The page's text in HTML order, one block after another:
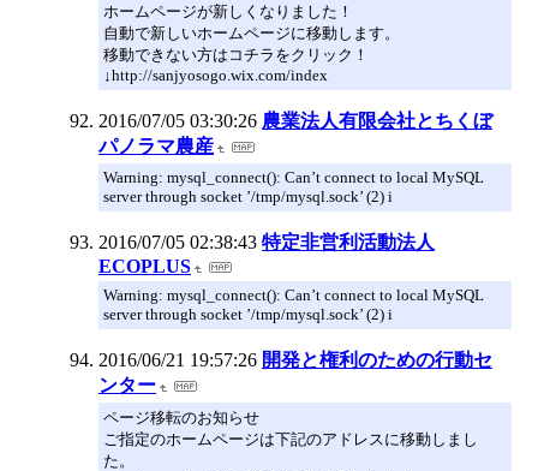
ホームページが新しくなりました！
自動で新しいホームページに移動します。
移動できない方はコチラをクリック！
↓http://sanjyosogo.wix.com/index
2016/07/05 03:30:26 農業法人有限会社とちくぼ
パノラマ農産
Warning: mysql_connect(): Can’t connect to local MySQL
server through socket ’/tmp/mysql.sock’ (2) i
2016/07/05 02:38:43 特定非営利活動法人
ECOPLUS
Warning: mysql_connect(): Can’t connect to local MySQL
server through socket ’/tmp/mysql.sock’ (2) i
2016/06/21 19:57:26 開発と権利のための行動セ
ンター
ページ移転のお知らせ
ご指定のホームページは下記のアドレスに移動しまし
た。